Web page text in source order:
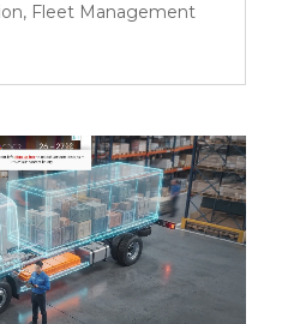
, Fleet Management